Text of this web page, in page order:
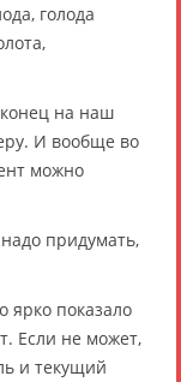
голода
на наш
И вообще во
можно
придумать,
ярко показало
Если не может,
и текущий